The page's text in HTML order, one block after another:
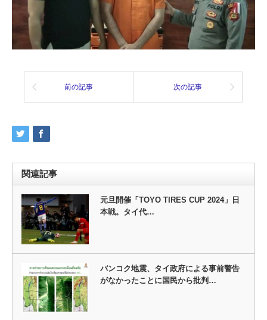
前の記事 次の記事
関連記事
元旦開催「TOYO TIRES CUP 2024」日
本戦。タイ代…
バンコク地震、タイ政府による事前警告
がなかったことに国民から批判…